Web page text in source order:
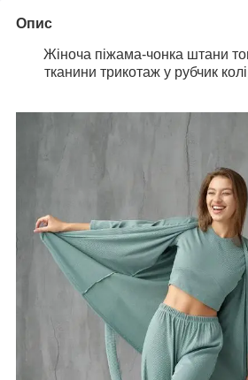
Опис
Жіноча піжама-чонка штани
тканини трикотаж у рубчик